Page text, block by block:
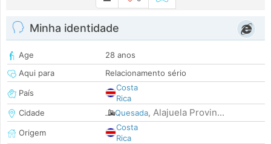
Minha identidade
Age
28 anos
Aqui para
Relacionamento sério
País
Costa
Rica
Cidade
Quesada, Alajuela Provin...
Origem
Costa
Rica